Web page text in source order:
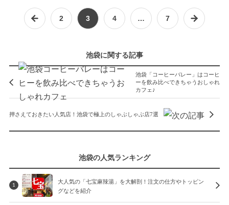
2 3 4 … 7
池袋に関する記事
池袋「コーヒーバレー」はコーヒ
ーを飲み比べできちゃうおしゃれ
カフェ♪
押さえておきたい人気店！池袋で極上のしゃぶしゃぶ店7選
池袋の人気ランキング
1
大人気の「七宝麻辣湯」を大解剖！注文の仕方やトッピン
グなどを紹介